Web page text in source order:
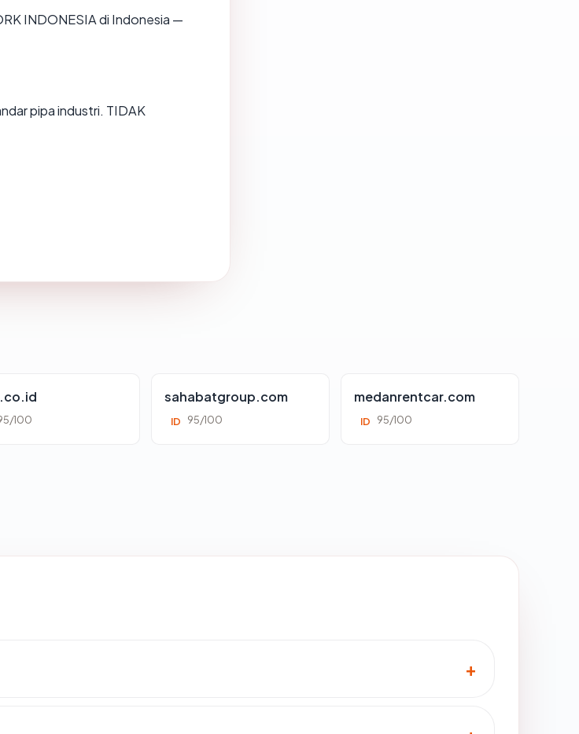
INDONESIA di Indonesia —
pipa industri. TIDAK
100
sahabatgroup.com
ID 95/100
medanrentcar.com
ID 95/100